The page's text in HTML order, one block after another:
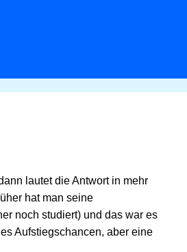
lautet die Antwort in mehr
hat man seine
noch studiert) und das war es
Aufstiegschancen, aber eine